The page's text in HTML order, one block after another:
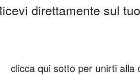
direttamente sul
clicca qui sotto per unirti